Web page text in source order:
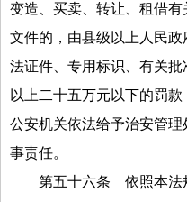
变造、买卖、转让、租借
文件的，由县级以上人民
法证件、专用标识、有关
以上二十五万元以下的罚
公安机关依法给予治安管
事责任。
第五十六条 依照本法